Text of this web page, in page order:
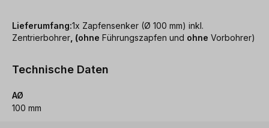
Lieferumfang:1x Zapfensenker (Ø 100 mm) inkl.
Zentrierbohrer , (ohne Führungszapfen und ohne Vorbohrer)
Technische Daten
AØ
100 mm